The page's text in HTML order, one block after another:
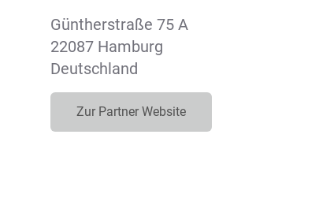
Güntherstraße 75 A
22087 Hamburg
Deutschland
Zur Partner Website